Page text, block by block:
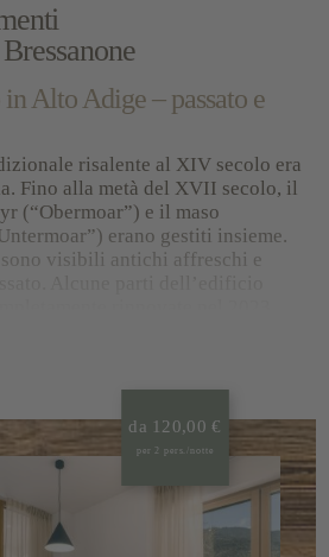
Alto Adige – passato e
risalente al XIV secolo era
Fino alla metà del XVII secolo, il
(“Obermoar”) e il maso
erano gestiti insieme.
visibili antichi affreschi e
installato un impianto
in legno massiccio!
del pino cembro è sinonimo di
relax.
vacanze a
da 120,00 €
per 2 pers./notte